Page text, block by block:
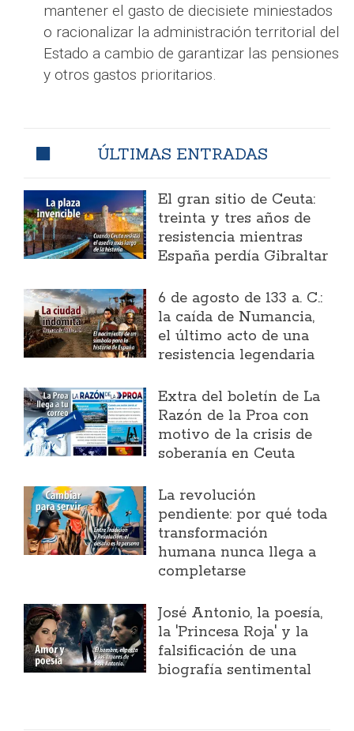
mantener el gasto de diecisiete miniestados
o racionalizar la administración territorial del
Estado a cambio de garantizar las pensiones
y otros gastos prioritarios.
ÚLTIMAS ENTRADAS
El gran sitio de Ceuta:
treinta y tres años de
resistencia mientras
España perdía Gibraltar
6 de agosto de 133 a. C.:
la caída de Numancia,
el último acto de una
resistencia legendaria
Extra del boletín de La
Razón de la Proa con
motivo de la crisis de
soberanía en Ceuta
La revolución
pendiente: por qué toda
transformación
humana nunca llega a
completarse
José Antonio, la poesía,
la 'Princesa Roja' y la
falsificación de una
biografía sentimental